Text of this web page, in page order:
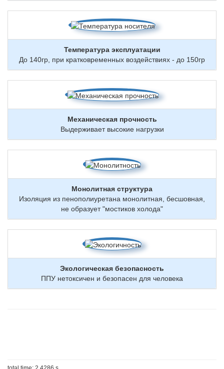
Температура эксплуатации
До 140гр, при кратковременных воздействиях - до 150гр
Механическая прочность
Выдерживает высокие нагрузки
Монолитная структура
Изоляция из пенополиуретана монолитная, бесшовная,
не образует "мостиков холода"
Экологическая безопасность
ППУ нетоксичен и безопасен для человека